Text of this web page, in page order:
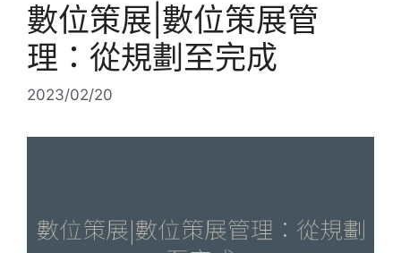
數位策展|數位策展管
理：從規劃至完成
2023/02/20